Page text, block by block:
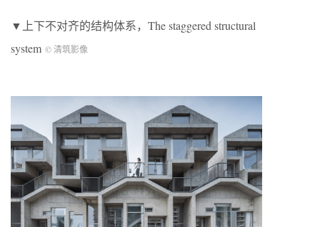
▼上下不对齐的结构体系，The staggered structural
system © 清筑影像